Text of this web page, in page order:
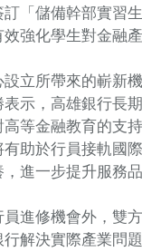
「儲備幹部實習
強化學生對金融
立所帶來的嶄新
示，高雄銀行長
等金融教育的支
助於行員接軌國
進一步提升服務
進修機會外，雙
解決實際產業問